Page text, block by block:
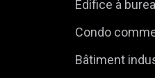
Edifice à
Condo
Bâtiment